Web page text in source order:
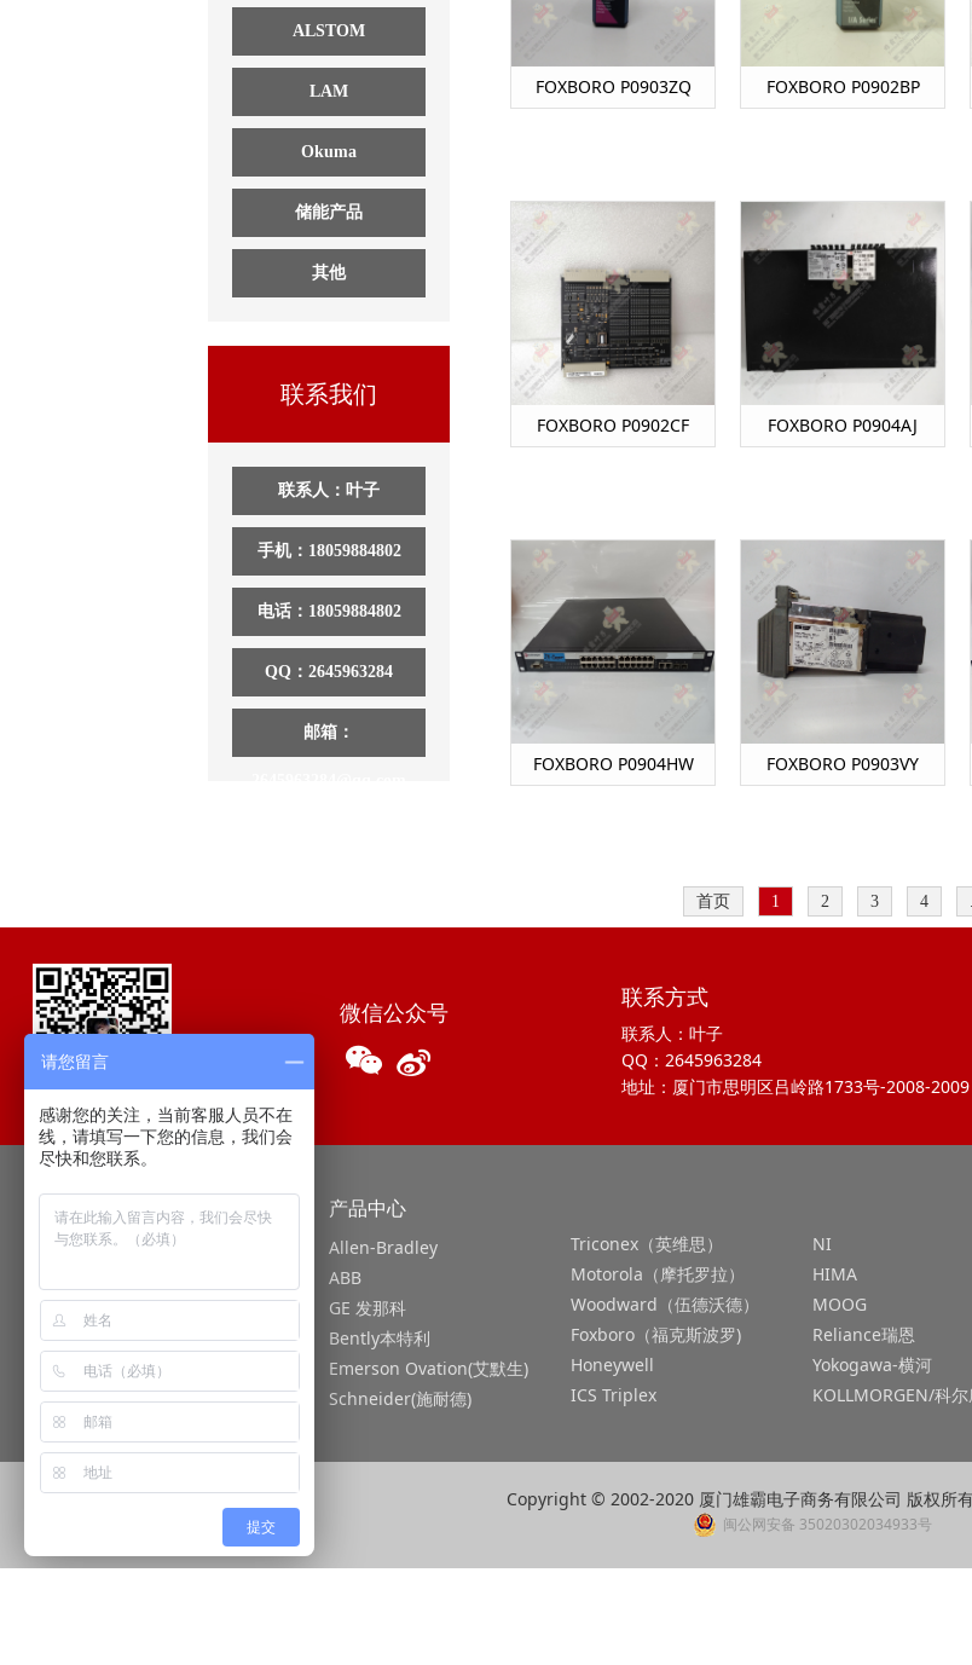
ALSTOM
LAM
Okuma
储能产品
其他
联系我们
联系人：叶子
手机：18059884802
电话：18059884802
QQ：2645963284
邮箱：
FOXBORO P0903ZQ FOXBORO P0902BP
FOXBORO P0902CF FOXBORO P0904AJ
FOXBORO P0904HW FOXBORO P0903VY
首页 1 2 3 4
微信公众号
联系方式
联系人：叶子
QQ：2645963284
地址：厦门市思明区吕岭路1733号-2008-2009
关于我们 产品中心
Allen-Bradley
ABB
GE 发那科
Bently本特利
Emerson Ovation(艾默生)
Schneider(施耐德)
Triconex（英维思）
Motorola（摩托罗拉）
Woodward（伍德沃德）
Foxboro（福克斯波罗)
Honeywell
ICS Triplex
NI
HIMA
MOOG
Reliance瑞恩
Yokogawa-横河
KOLLMORGEN/科
Copyright © 2002-2020 厦门雄霸电子商务有限公司 版权所
闽公网安备 35020302034933号
请您留言
感谢您的关注，当前客服人员不在
线，请填写一下您的信息，我们会
尽快和您联系。
提交